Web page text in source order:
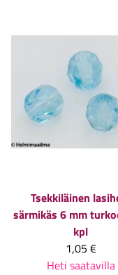
Tsekkiläinen
särmikäs 6 mm
kpl
1,05 €
Heti saatavilla